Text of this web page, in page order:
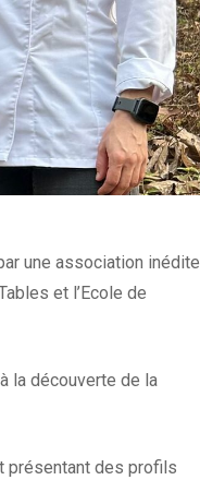
une association inédite
et l’Ecole de
la découverte de la
présentant des profils